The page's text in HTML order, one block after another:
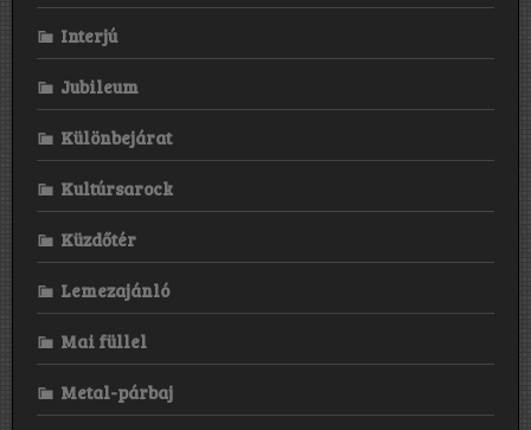
Interjú
Jubileum
Különbejárat
Kultúrsarock
Küzdőtér
Lemezajánló
Mai füllel
Metal-párbaj